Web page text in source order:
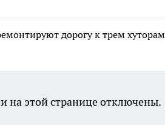
дорогу к трем хуторам
на этой странице отключены.